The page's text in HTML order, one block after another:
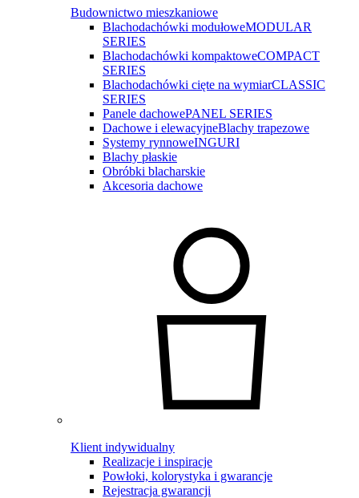
Budownictwo mieszkaniowe
Blachodachówki modułoweMODULAR
SERIES
Blachodachówki kompaktoweCOMPACT
SERIES
Blachodachówki cięte na wymiarCLASSIC
SERIES
Panele dachowePANEL SERIES
Dachowe i elewacyjneBlachy trapezowe
Systemy rynnoweINGURI
Blachy płaskie
Obróbki blacharskie
Akcesoria dachowe
Klient indywidualny
Realizacje i inspiracje
Powłoki, kolorystyka i gwarancje
Rejestracja gwarancji